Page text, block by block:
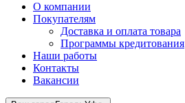
О компании
Покупателям
Доставка и оплата товара
Программы кредитования
Наши работы
Контакты
Вакансии